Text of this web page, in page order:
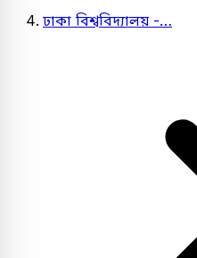
ঢাকা বিশ্ববিদ্যালয় -…